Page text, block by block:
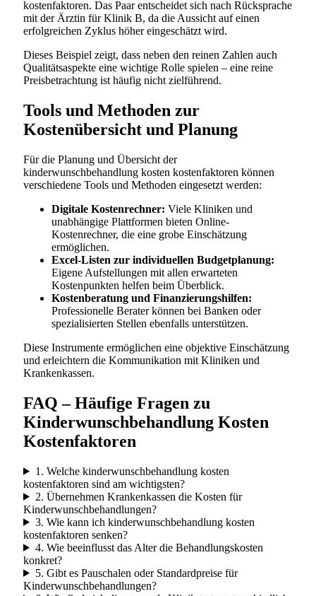
kostenfaktoren. Das Paar entscheidet sich nach Rücksprache
mit der Ärztin für Klinik B, da die Aussicht auf einen
erfolgreichen Zyklus höher eingeschätzt wird.
Dieses Beispiel zeigt, dass neben den reinen Zahlen auch
Qualitätsaspekte eine wichtige Rolle spielen – eine reine
Preisbetrachtung ist häufig nicht zielführend.
Tools und Methoden zur
Kostenübersicht und Planung
Für die Planung und Übersicht der
kinderwunschbehandlung kosten kostenfaktoren können
verschiedene Tools und Methoden eingesetzt werden:
Digitale Kostenrechner: Viele Kliniken und
unabhängige Plattformen bieten Online-
Kostenrechner, die eine grobe Einschätzung
ermöglichen.
Excel-Listen zur individuellen Budgetplanung:
Eigene Aufstellungen mit allen erwarteten
Kostenpunkten helfen beim Überblick.
Kostenberatung und Finanzierungshilfen:
Professionelle Berater können bei Banken oder
spezialisierten Stellen ebenfalls unterstützen.
Diese Instrumente ermöglichen eine objektive Einschätzung
und erleichtern die Kommunikation mit Kliniken und
Krankenkassen.
FAQ – Häufige Fragen zu
Kinderwunschbehandlung Kosten
Kostenfaktoren
1. Welche kinderwunschbehandlung kosten
kostenfaktoren sind am wichtigsten?
2. Übernehmen Krankenkassen die Kosten für
Kinderwunschbehandlungen?
3. Wie kann ich kinderwunschbehandlung kosten
kostenfaktoren senken?
4. Wie beeinflusst das Alter die Behandlungskosten
konkret?
5. Gibt es Pauschalen oder Standardpreise für
Kinderwunschbehandlungen?